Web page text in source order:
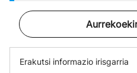
Erakutsi informazio irisgarria